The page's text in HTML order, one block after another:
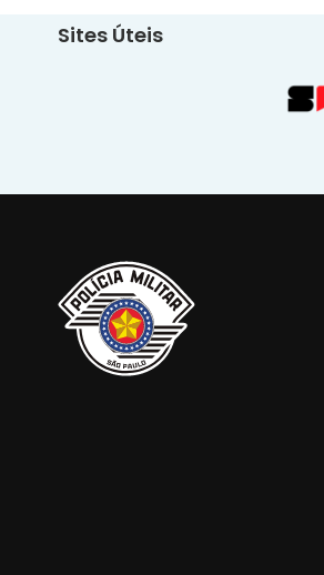
Sites Úteis